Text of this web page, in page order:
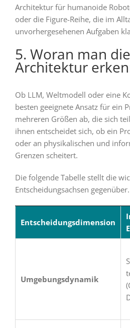
Architektur für humanoide
oder die Figure-Reihe, die im
unvorhergesehenen Aufgaben
5. Woran man
Architektur
Ob LLM, Weltmodell oder eine
besten geeignete Ansatz für ein
mehreren Größen ab, die sich
ihnen entscheidet sich, ob ein
oder an physikalischen und
Grenzen scheitert.
Die folgende Tabelle stellt die
Entscheidungsachsen gegenüber.
Entscheidungsdimension
Umgebungsdynamik